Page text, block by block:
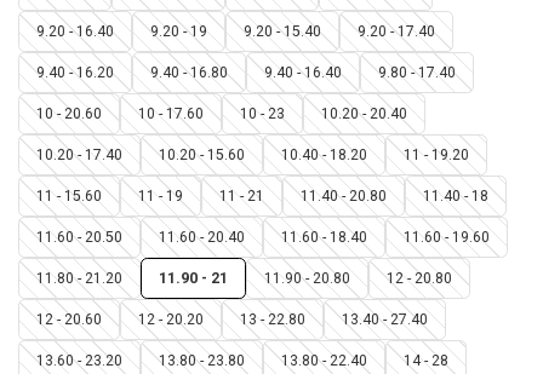
9.20 - 16.40 9.20 - 19 9.20 - 15.40 9.20 - 17.40
9.40 - 16.20 9.40 - 16.80 9.40 - 16.40 9.80 - 17.40
10 - 20.60 10 - 17.60 10 - 23 10.20 - 20.40
10.20 - 17.40 10.20 - 15.60 10.40 - 18.20 11 - 19.20
11 - 15.60 11 - 19 11 - 21 11.40 - 20.80 11.40 - 18
11.60 - 20.50 11.60 - 20.40 11.60 - 18.40 11.60 - 19.60
11.80 - 21.20 11.90 - 21 11.90 - 20.80 12 - 20.80
12 - 20.60 12 - 20.20 13 - 22.80 13.40 - 27.40
13.60 - 23.20 13.80 - 23.80 13.80 - 22.40 14 - 28